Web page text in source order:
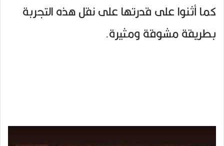
كما أثنوا على قدرتها على نقل هذه التجربة
بطريقة مشوقة ومثيرة.